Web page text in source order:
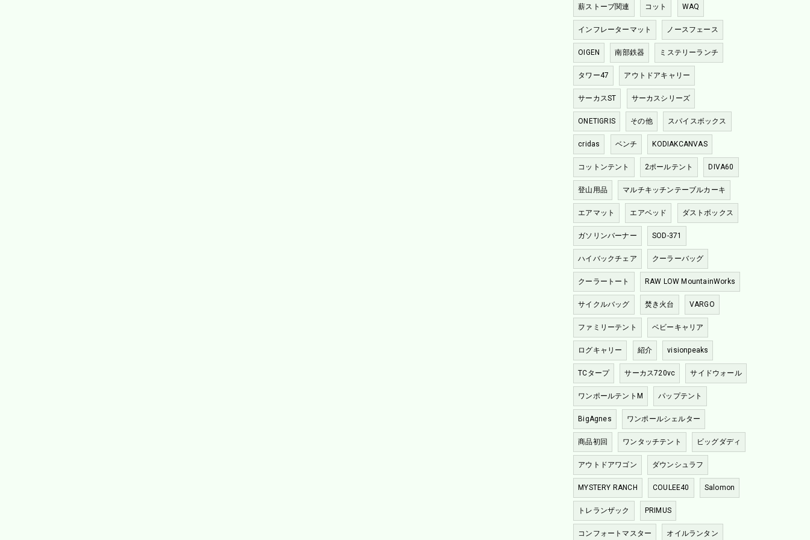
薪ストーブ関連 コット WAQ
インフレーターマット ノースフェース
OIGEN 南部鉄器 ミステリーランチ
タワー47 アウトドアキャリー
サーカスST サーカスシリーズ
ONETIGRIS その他 スパイスボックス
cridas ベンチ KODIAKCANVAS
コットンテント 2ポールテント DIVA60
登山用品 マルチキッチンテーブルカーキ
エアマット エアベッド ダストボックス
ガソリンバーナー SOD-371
ハイバックチェア クーラーバッグ
クーラートート RAW LOW MountainWorks
サイクルバッグ 焚き火台 VARGO
ファミリーテント ベビーキャリア
ログキャリー 紹介 visionpeaks
TCタープ サーカス720vc サイドウォール
ワンポールテントM パップテント
BigAgnes ワンポールシェルター
商品初回 ワンタッチテント ビッグダディ
アウトドアワゴン ダウンシュラフ
MYSTERY RANCH COULEE40 Salomon
トレランザック PRIMUS
コンフォートマスター オイルランタン